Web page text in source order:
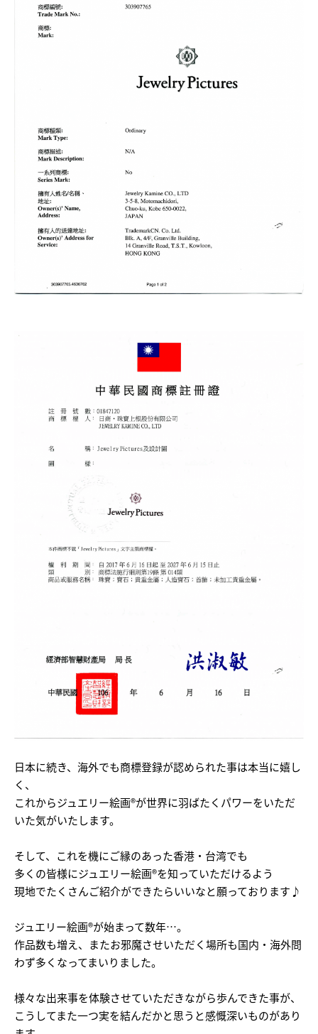
日本に続き、海外でも商標登録が認められた事は本当に嬉し
く、
これからジュエリー絵画®が世界に羽ばたくパワーをいただ
いた気がいたします。
そして、これを機にご縁のあった香港・台湾でも
多くの皆様にジュエリー絵画®を知っていただけるよう
現地でたくさんご紹介ができたらいいなと願っております♪
ジュエリー絵画®が始まって数年…。
作品数も増え、またお邪魔させいただく場所も国内・海外問
わず多くなってまいりました。
様々な出来事を体験させていただきながら歩んできた事が、
こうしてまた一つ実を結んだかと思うと感慨深いものがあり